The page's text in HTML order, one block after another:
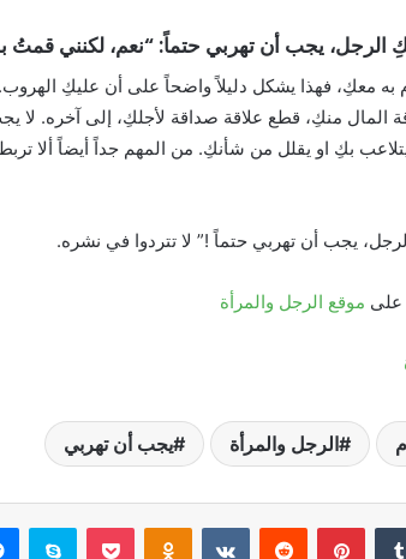
معكِ، فهذا يشكل دليلاً واضحاً على أن عليكِ
المال منكِ، قطع علاقة صداقة لأجلكِ، إلى آخره. لا
بكِ او يقلل من شأنكِ. من المهم جداً أيضاً ألا
يجب أن تهربي حتماً !” لا تتردوا في نشره.
على موقع الرجل والمرأة
الرجل والمرأة يجب أن تهربي
بينتيريست Odnoklassniki
بوكيت